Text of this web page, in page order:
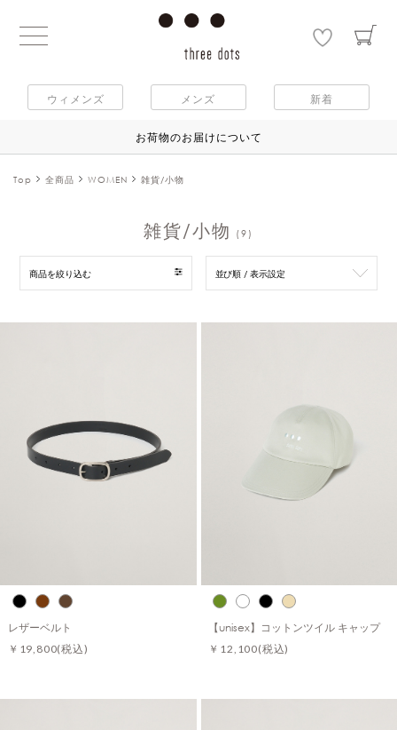
ウィメンズ メンズ 新着
お荷物のお届けについて
Top 全商品 WOMEN 雑貨/小物
雑貨/小物 (9)
商品を絞り込む 並び順 / 表示設定
レザーベルト
￥19,800(税込)
【unisex】コットンツイル キャップ
￥12,100(税込)